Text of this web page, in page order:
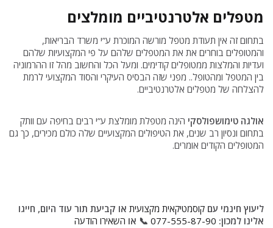
מטפלים אלטרנטיביים מומלצים
בתחום זה אין תעודת מטפל מורשה המוכרת ע”י משרד הבריאות,
והמטופלים בוחרים את את המטפלים שלהם על פי המקצועיות שלהם
ועדיות והמלצות ממטופלים קודימים. ומעל הכל והחשוב מהל זו ההרמוניה
בין המטפל ומהטופל.. מפני שזה הבסיס העיקרי והסוד המקצועי לרמת
להצלחה של מטפלים אלטרנטיביים.
אולגה טימושפולסקי הינה מטפלת מומלצת ע”י רבים בחיפה עם וותק
בתחום ונסיון רב שנים, את הטיפולים המקצועיים שלה כולם מכירים, כך גם
המטופלים הקודים אומרים.
ליעוץ חינמי עם קוסמטיקאית מקצועית או קביעת תור עוד היום, חייגו
אלינו למכון: 077-555-87-90 📞 או השאירו הודעה